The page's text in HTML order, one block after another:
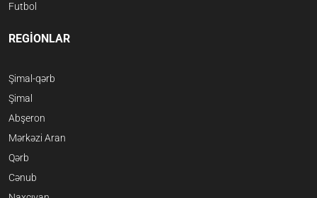
Futbol
REGİONLAR
Şimal-qərb
Şimal
Abşeron
Mərkəzi Aran
Qərb
Cənub